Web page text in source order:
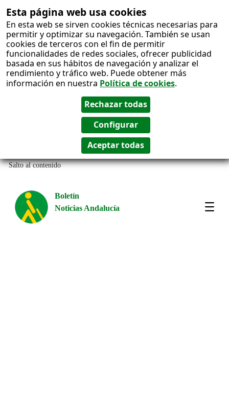
Esta página web usa cookies
En esta web se sirven cookies técnicas necesarias para
permitir y optimizar su navegación. También se usan
cookies de terceros con el fin de permitir
funcionalidades de redes sociales, ofrecer publicidad
basada en sus hábitos de navegación y analizar el
rendimiento y tráfico web. Puede obtener más
información en nuestra Política de cookies.
Salto al contenido
Boletín
Noticias Andalucía